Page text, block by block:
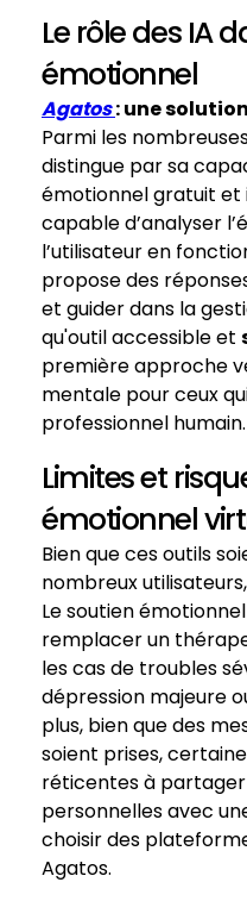
Le rôle des IA
émotionnel
Agatos: une
Parmi les
distingue par sa
émotionnel gratuit
capable d’analyser
l’utilisateur en
propose des
et guider dans la
qu'outil accessible et
première approche
mentale pour ceux
professionnel humain.
Limites et
émotionnel
Bien que ces outils
nombreux
Le soutien
remplacer un
les cas de troubles
dépression majeure
plus, bien que des
soient prises,
réticentes à
personnelles avec
choisir des
Agatos.